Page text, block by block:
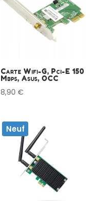
Carte Wifi-G, Pci-E 150
Mbps, Asus, OCC
8,90€
Neuf